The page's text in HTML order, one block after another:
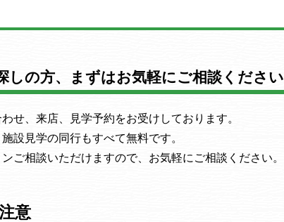
しの方、まずはお気軽にご相談ください
せ、来店、見学予約をお受けしております。
設見学の同行もすべて無料です。
ご相談いただけますので、お気軽にご相談ください。
意